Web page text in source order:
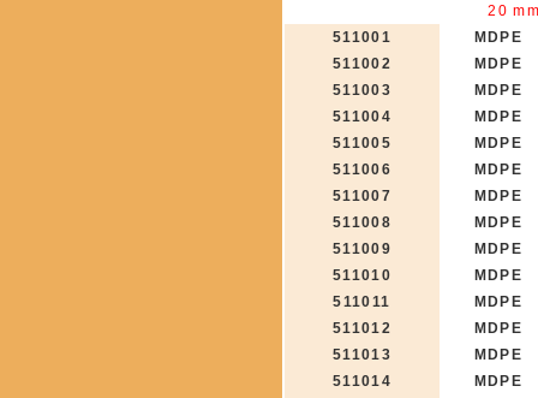
20
511001
MDPE
511002
MDPE
511003
MDPE
511004
MDPE
511005
MDPE
511006
MDPE
511007
MDPE
511008
MDPE
511009
MDPE
511010
MDPE
511011
MDPE
511012
MDPE
511013
MDPE
511014
MDPE